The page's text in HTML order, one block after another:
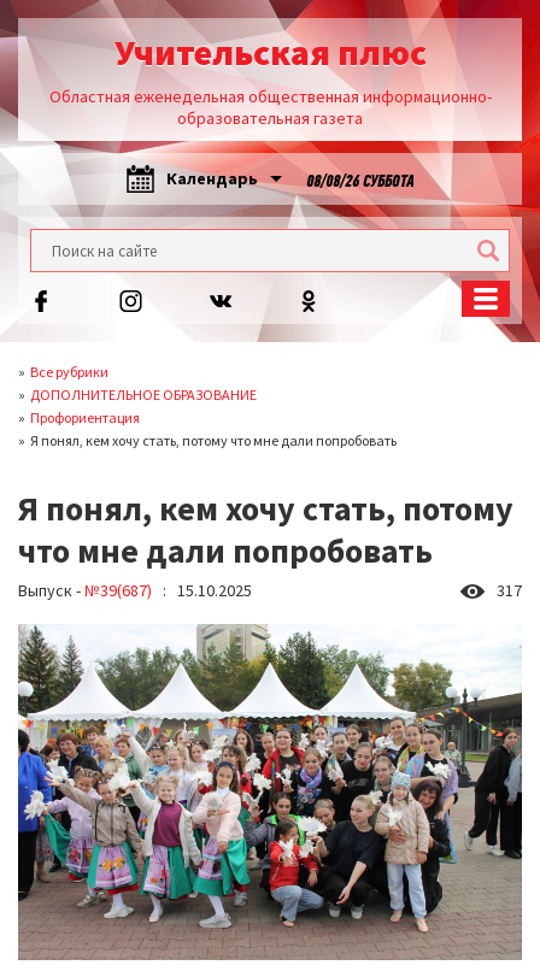
Учительская плюс
Областная еженедельная общественная информационно-
образовательная газета
Календарь 08/08/26 СУББОТА
Все рубрики
ДОПОЛНИТЕЛЬНОЕ ОБРАЗОВАНИЕ
Профориентация
Я понял, кем хочу стать, потому что мне дали попробовать
Я понял, кем хочу стать, потому
что мне дали попробовать
Выпуск -№39(687) : 15.10.2025 317